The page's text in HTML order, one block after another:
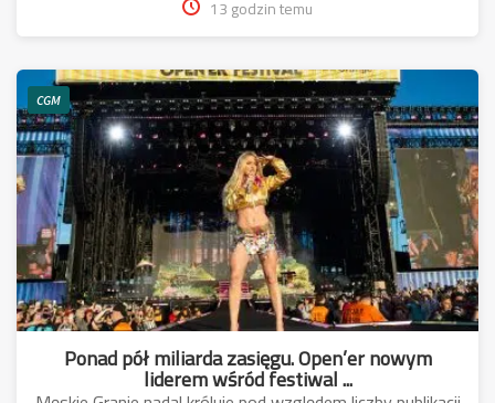
13 godzin temu
CGM
Ponad pół miliarda zasięgu. Open’er nowym
liderem wśród festiwal ...